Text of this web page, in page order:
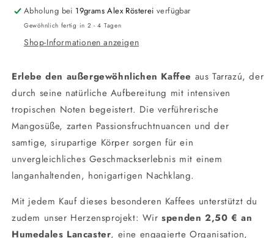
the
Roar
Wilder
Rica
Filter
the
Wilder
Filter
Abholung bei 19grams Alex Rösterei verfügbar
Gewöhnlich fertig in 2 - 4 Tagen
Shop-Informationen anzeigen
Erlebe den außergewöhnlichen Kaffee aus Tarrazú, der
durch seine natürliche Aufbereitung mit intensiven
tropischen Noten begeistert. Die verführerische
Mangosüße, zarten Passionsfruchtnuancen und der
samtige, sirupartige Körper sorgen für ein
unvergleichliches Geschmackserlebnis mit einem
langanhaltenden, honigartigen Nachklang.
Mit jedem Kauf dieses besonderen Kaffees unterstützt du
zudem unser Herzensprojekt: Wir spenden 2,50 € an
Humedales Lancaster, eine engagierte Organisation,